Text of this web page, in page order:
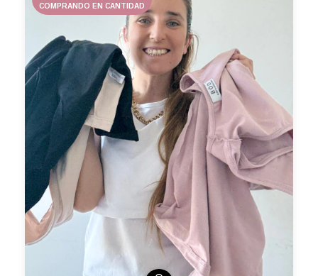
COMPRANDO EN CANTIDAD